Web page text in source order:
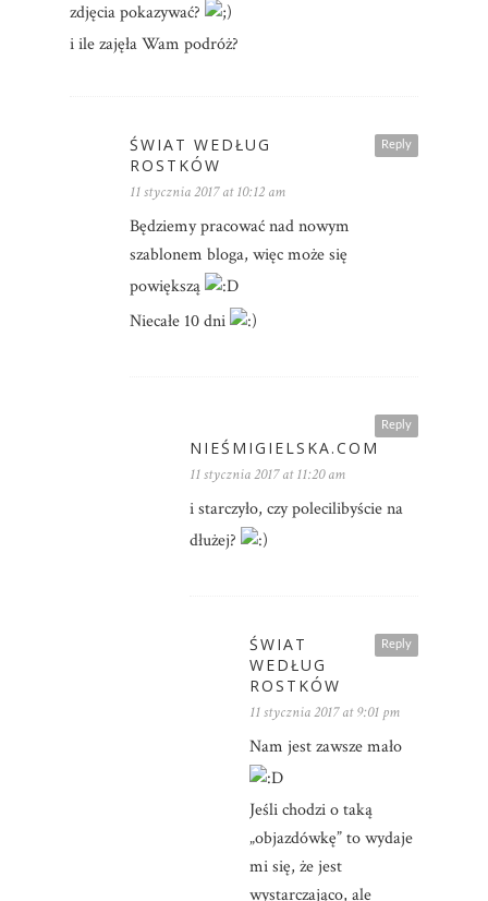
zdjęcia pokazywać?
i ile zajęła Wam podróż?
Reply
ŚWIAT WEDŁUG
ROSTKÓW
11 stycznia 2017 at 10:12 am
Będziemy pracować nad nowym
szablonem bloga, więc może się
powiększą
Niecałe 10 dni
Reply
NIEŚMIGIELSKA.COM
11 stycznia 2017 at 11:20 am
i starczyło, czy polecilibyście na
dłużej?
Reply
ŚWIAT
WEDŁUG
ROSTKÓW
11 stycznia 2017 at 9:01 pm
Nam jest zawsze mało
Jeśli chodzi o taką
„objazdówkę” to wydaje
mi się, że jest
wystarczająco, ale